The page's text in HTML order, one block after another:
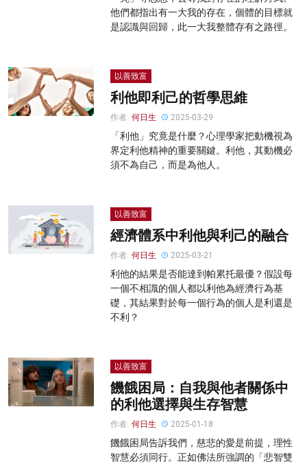
他們都指出有一大我的存在，個體的目標就
是認識與回歸，此一大我整體存有之路徑。
以善致富
利他即利己的哲學思維
作者: 何日生 2025-03-29
「利他」究竟是什麼？心理學家把動機視為
界定利他精神的重要關鍵。利他，其動機必
須不為自己，而是為他人。
以善致富
經濟體系中利他與利己的融合
作者: 何日生 2025-03-21
利他的結果是否能達到帕累托最優？假設每
一個不相識的個人都以利他為經濟行為基
礎，其結果對於每一個行為的個人是利還是
不利？
以善致富
饑餓困局：自我與他者關係中
的利他選擇與生存智慧
作者: 何日生 2025-01-18
饑餓困局告訴我們，慈悲的愛是前提，理性
智慧必須同行。正如佛法所強調的「悲智雙